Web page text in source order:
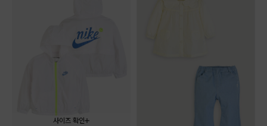
사이즈 확인